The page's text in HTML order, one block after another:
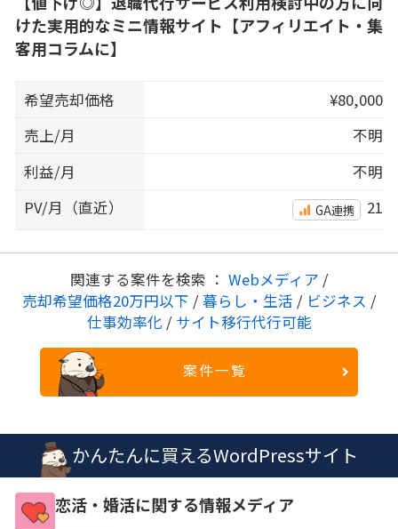
けた実用的なミニ情報サイト【アフィリエイト・集
客用コラムに】
希望売却価格
¥80,000
売上/月
不明
利益/月
不明
PV/月（直近）
GA連携 21
関連する案件を検索 ： Webメディア /
売却希望価格20万円以下 / 暮らし・生活 / ビジネス /
仕事効率化 / サイト移行代行可能
案件一覧
かんたんに買えるWordPressサイト
恋活・婚活に関する情報メディア